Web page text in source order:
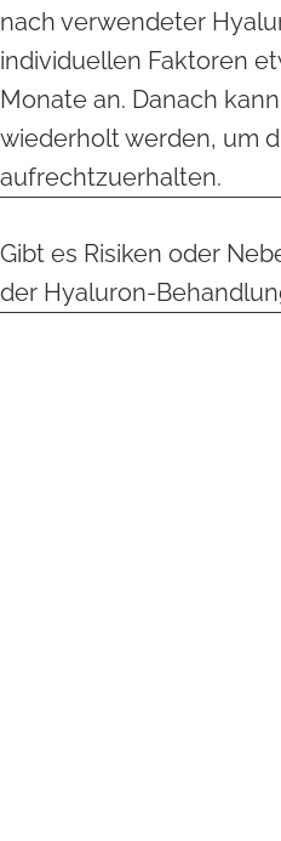
nach verwendeter
individuellen Faktoren
Monate an. Danach
wiederholt werden, um
aufrechtzuerhalten.
Gibt es Risiken oder
der Hyaluron-